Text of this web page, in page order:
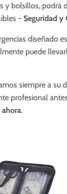
y bolsillos, podrá
- Seguridad y
diseñado
puede
siempre a su
profesional
.